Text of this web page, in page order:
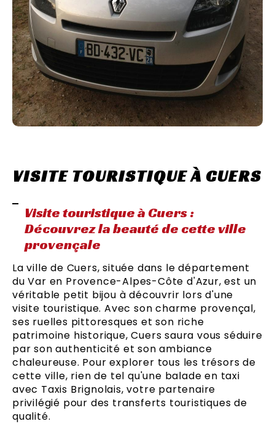
VISITE TOURISTIQUE À CUERS
Visite touristique à Cuers :
Découvrez la beauté de cette ville
provençale
La ville de Cuers, située dans le département
du Var en Provence-Alpes-Côte d'Azur, est un
véritable petit bijou à découvrir lors d'une
visite touristique. Avec son charme provençal,
ses ruelles pittoresques et son riche
patrimoine historique, Cuers saura vous séduire
par son authenticité et son ambiance
chaleureuse. Pour explorer tous les trésors de
cette ville, rien de tel qu'une balade en taxi
avec Taxis Brignolais, votre partenaire
privilégié pour des transferts touristiques de
qualité.